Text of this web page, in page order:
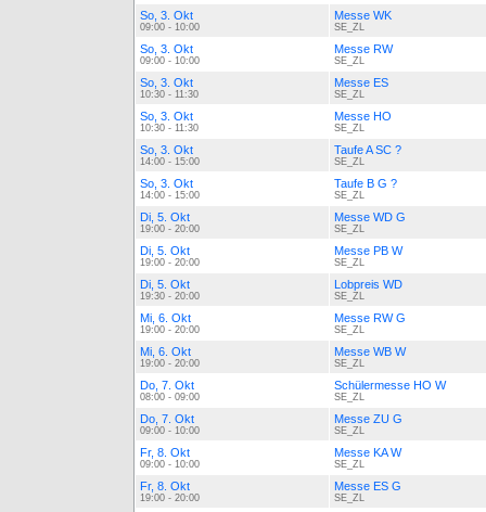
So, 3. Okt
09:00 - 10:00
Messe WK
SE_ZL
So, 3. Okt
09:00 - 10:00
Messe RW
SE_ZL
So, 3. Okt
10:30 - 11:30
Messe ES
SE_ZL
So, 3. Okt
10:30 - 11:30
Messe HO
SE_ZL
So, 3. Okt
14:00 - 15:00
Taufe A SC ?
SE_ZL
So, 3. Okt
14:00 - 15:00
Taufe B G ?
SE_ZL
Di, 5. Okt
19:00 - 20:00
Messe WD G
SE_ZL
Di, 5. Okt
19:00 - 20:00
Messe PB W
SE_ZL
Di, 5. Okt
19:30 - 20:00
Lobpreis WD
SE_ZL
Mi, 6. Okt
19:00 - 20:00
Messe RW G
SE_ZL
Mi, 6. Okt
19:00 - 20:00
Messe WB W
SE_ZL
Do, 7. Okt
08:00 - 09:00
Schülermesse HO W
SE_ZL
Do, 7. Okt
09:00 - 10:00
Messe ZU G
SE_ZL
Fr, 8. Okt
09:00 - 10:00
Messe KA W
SE_ZL
Fr, 8. Okt
19:00 - 20:00
Messe ES G
SE_ZL